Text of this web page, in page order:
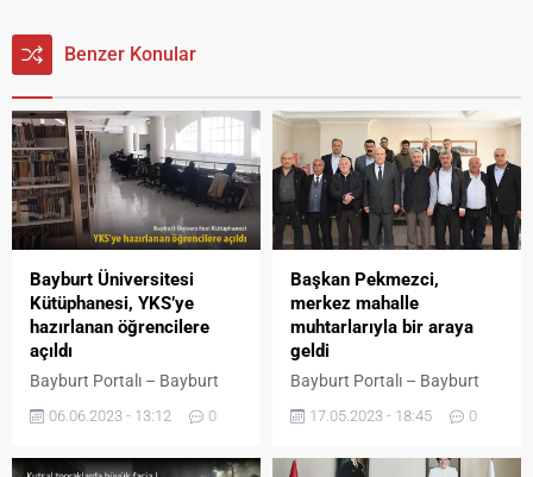
Benzer Konular
Bayburt Üniversitesi
Kütüphanesi, YKS’ye
hazırlanan öğrencilere
açıldı
Bayburt Portalı – Bayburt
Üniversitesi Merkez
Kütüphanesi YKS’ye
06.06.2023 - 13:12 0
Başkan Pekmezci,
merkez mahalle
muhtarlarıyla bir araya
geldi
Bayburt Portalı – Bayburt
Belediye Başkanı Hükmü
Pekmezci Bayburt Merkez’de
17.05.2023 - 18:45 0